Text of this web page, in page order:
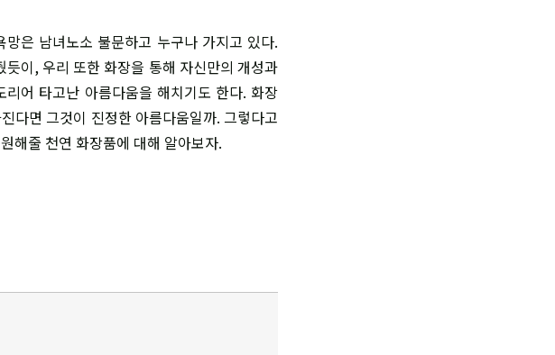
은 남녀노소 불문하고 누구나 가지고 있다.
이, 우리 또한 화장을 통해 자신만의 개성과
어 타고난 아름다움을 해치기도 한다. 화장
다면 그것이 진정한 아름다움일까. 그렇다고
해줄 천연 화장품에 대해 알아보자.